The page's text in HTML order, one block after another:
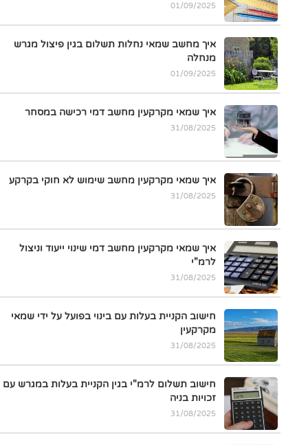
01/09/2025
איך מחשב שמאי נחלות תשלום בגין פיצול מגרש
מנחלה
01/09/2025
איך שמאי מקרקעין מחשב דמי רכישה במסחר
31/08/2025
איך שמאי מקרקעין מחשב שימוש לא חוקי בקרקע
31/08/2025
איך שמאי מקרקעין מחשב דמי שינוי ייעוד וניצול
לרמ"י
31/08/2025
חישוב הקניית בעלות עם בינוי בפועל על ידי שמאי
מקרקעין
31/08/2025
חישוב תשלום לרמ"י בגין הקניית בעלות במגרש עם
זכויות בניה
31/08/2025